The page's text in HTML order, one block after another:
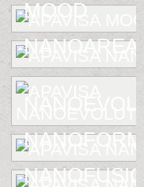
MOOD
NANOAREA